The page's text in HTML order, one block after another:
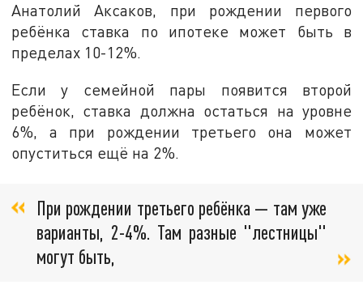
Анатолий Аксаков, при рождении первого
ребёнка ставка по ипотеке может быть в
пределах 10-12%.
Если у семейной пары появится второй
ребёнок, ставка должна остаться на уровне
6%, а при рождении третьего она может
опуститься ещё на 2%.
При рождении третьего ребёнка — там уже
варианты, 2-4%. Там разные "лестницы"
могут быть,